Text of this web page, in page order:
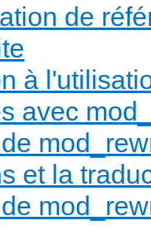
de
à
avec
et la